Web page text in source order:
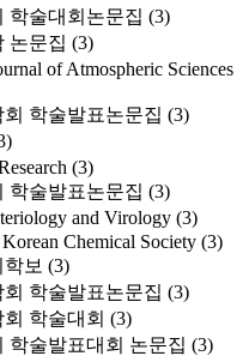
학술대회논문집 (3)
논문집 (3)
of Atmospheric Sciences
학술발표논문집 (3)
(3)
학술발표논문집 (3)
and Virology (3)
Chemical Society (3)
보 (3)
학술발표논문집 (3)
학술대회 (3)
학술발표대회 논문집 (3)